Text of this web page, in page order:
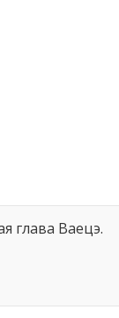
глава Ваецэ.